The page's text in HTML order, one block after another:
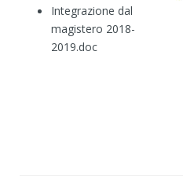
Integrazione dal
magistero 2018-
2019.doc